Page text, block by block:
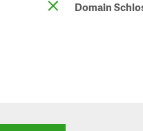
Domain